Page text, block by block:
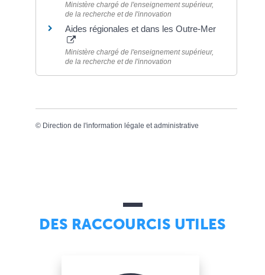
Ministère chargé de l'enseignement supérieur,
de la recherche et de l'innovation
Aides régionales et dans les Outre-Mer
Ministère chargé de l'enseignement supérieur,
de la recherche et de l'innovation
© Direction de l'information légale et administrative
DES RACCOURCIS UTILES